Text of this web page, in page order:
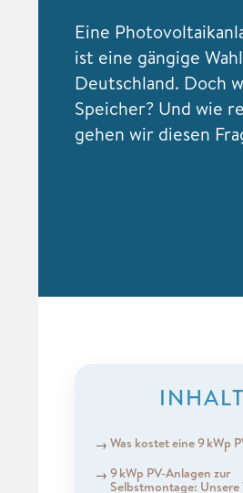
Eine
ist eine gängige
Deutschland. Doch
Speicher? Und wie
gehen wir diesen
INHALT
Was kostet eine 9 kWp
9 kWp PV-Anlagen zur
Selbstmontage: Unsere